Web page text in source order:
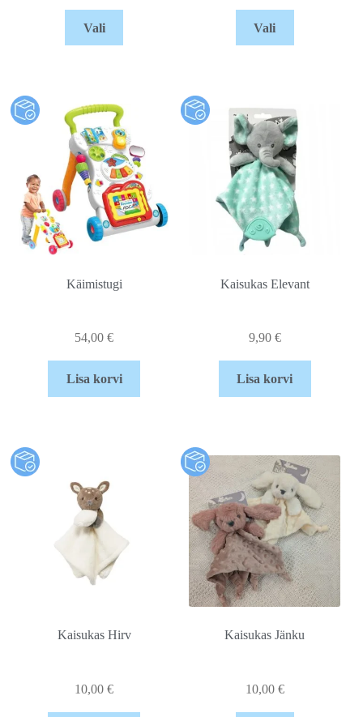
Vali Vali
Käimistugi
54,00€
Lisa korvi
Kaisukas Elevant
9,90 €
Lisa korvi
Kaisukas Hirv
10,00€
Kaisukas Jänku
10,00 €